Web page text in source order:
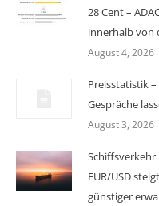
28 Cent –
innerhalb von
August 4, 2026
Preisstatistik
Gespräche
August 3, 2026
Schiffsverkehr
EUR/USD
günstiger